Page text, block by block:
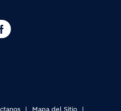
Mapa del Sitio